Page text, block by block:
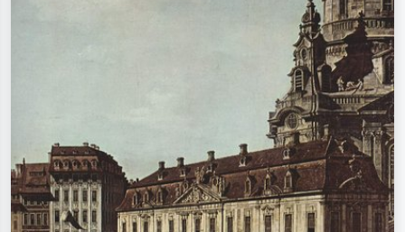
astratto con molto rosso, dipinto a
olio scuro, nudo in piedi vicino a un
albero.